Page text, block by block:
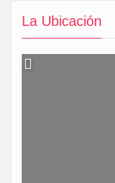
La Ubicación